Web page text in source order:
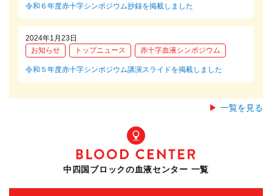
令和６年度赤十字シンポジウム抄録を掲載しました
2024年1月23日
お知らせ
トップニュース 赤十字血液シンポジウム
令和５年度赤十字シンポジウム講演スライドを掲載しました
一覧を見る
中四国ブロックの血液センター 一覧